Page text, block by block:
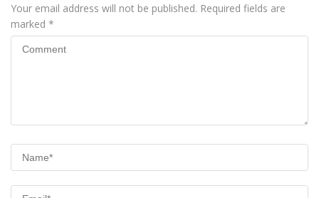
Your email address will not be published. Required fields are
marked *